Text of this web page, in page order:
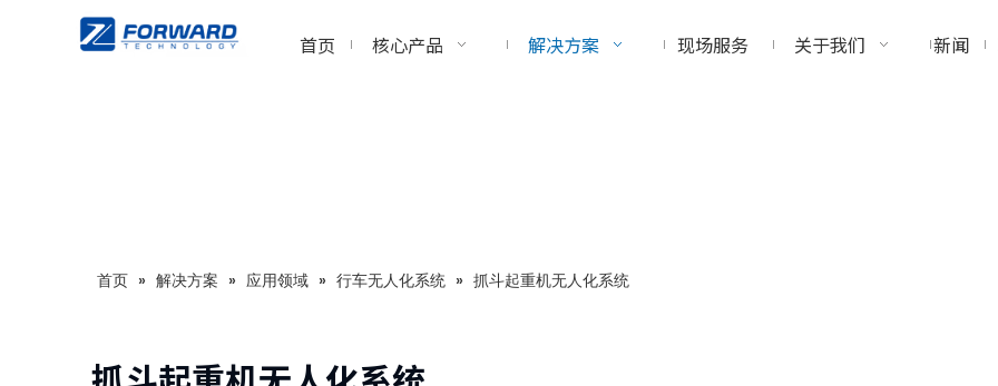
首页 核心产品 解决方案 现场服务 关于我们 新闻
首页 » 解决方案 » 应用领域 » 行车无人化系统 » 抓斗起重机无人化系统